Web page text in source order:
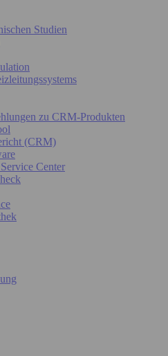
Studien
zu CRM-Produkten
(CRM)
Center